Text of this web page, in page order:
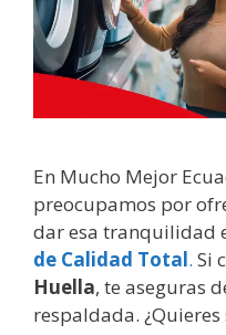
En Mucho Mejor
preocupamos por
dar esa tranquilidad
de Calidad Total. Si
Huella, te aseguras
respaldada.